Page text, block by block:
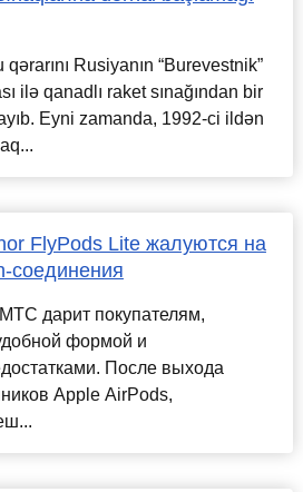
Rusiyanın “Burevestnik”
ilə qanadlı raket sınağından bir
Eyni zamanda, 1992-ci ildən
FlyPods Lite жалуются на
соединения
дарит покупателям,
формой и
После выхода
Apple AirPods,